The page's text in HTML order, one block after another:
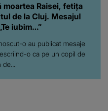
moartea Raisei, fetița
de la Cluj. Mesajul
iubim…”
o au publicat mesaje
o ca pe un copil de
de...